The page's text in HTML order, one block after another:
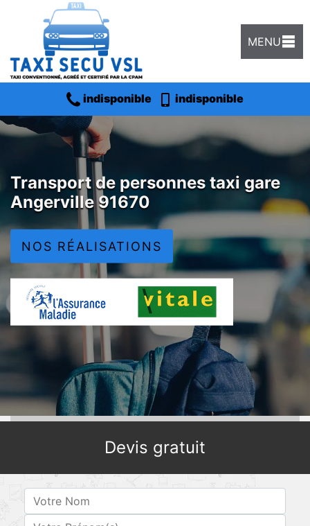
MENU
indisponible indisponible
Transport de personnes taxi gare
Angerville 91670
NOS RÉALISATIONS
Devis gratuit